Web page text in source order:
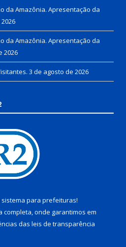
da Amazônia. Apresentação da
da Amazônia. Apresentação da
2026
3 de agosto de 2026
sistema para prefeituras!
completa, onde garantimos em
das leis de transparência